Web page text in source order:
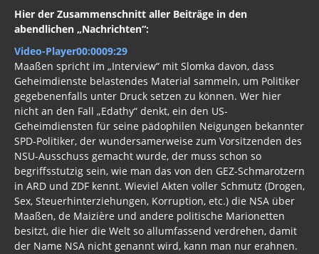
Hier der Zusammenschnitt aller Beiträge in den
abendlichen „Nachrichten“:
Video-Player00:0009:29
Maaßen spricht im „Interview“ mit Slomka davon, dass
Geheimdienste belastendes Material sammeln, um Politiker
gegebenenfalls unter Druck setzen zu können. Wer hier
nicht an den Fall „Edathy“ denkt, ein den US-
Geheimdiensten für seine pädophilen Neigungen bekannter
SPD-Politiker, der wundersamerweise zum Vorsitzenden des
NSU-Ausschuss gemacht wurde, der muss schon so
begriffsstutzig sein, wie man das von den GEZ-Schmarotzern
in ARD und ZDF kennt. Wieviel Akten voller Schmutz (Drogen,
Sex, Steuerhinterziehungen, Korruption, etc.) die NSA über
Maaßen, de Maizière und andere politische Marionetten
besitzt, die hier die Welt so allumfassend verdrehen, damit
der Name NSA nicht genannt wird, kann man nur erahnen.